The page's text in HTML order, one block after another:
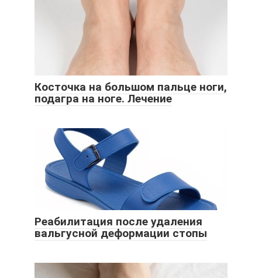
Косточка на большом пальце ноги,
подагра на ноге. Лечение
Реабилитация после удаления
вальгусной деформации стопы